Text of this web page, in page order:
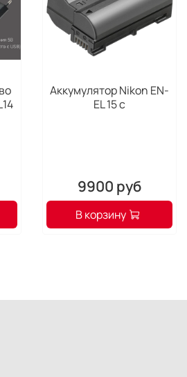
Аккумулятор Nikon EN-
EL 15 c
9900 руб
В корзину